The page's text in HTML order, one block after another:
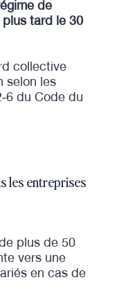
de
tard le 30
collective
selon les
du Code du
les entreprises
plus de 50
vers une
en cas de